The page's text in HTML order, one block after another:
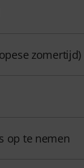
zomertijd)
op te nemen